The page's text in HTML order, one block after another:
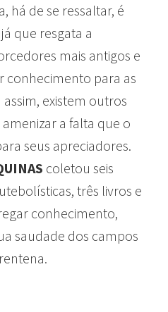
há de se ressaltar, é
que resgata a
mais antigos e
para as
existem outros
a falta que o
seus apreciadores.
coletou seis
três livros e
conhecimento,
saudade dos campos